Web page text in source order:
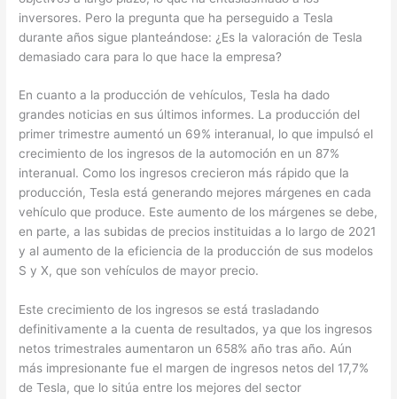
inversores. Pero la pregunta que ha perseguido a Tesla
durante años sigue planteándose: ¿Es la valoración de Tesla
demasiado cara para lo que hace la empresa?
En cuanto a la producción de vehículos, Tesla ha dado
grandes noticias en sus últimos informes. La producción del
primer trimestre aumentó un 69% interanual, lo que impulsó el
crecimiento de los ingresos de la automoción en un 87%
interanual. Como los ingresos crecieron más rápido que la
producción, Tesla está generando mejores márgenes en cada
vehículo que produce. Este aumento de los márgenes se debe,
en parte, a las subidas de precios instituidas a lo largo de 2021
y al aumento de la eficiencia de la producción de sus modelos
S y X, que son vehículos de mayor precio.
Este crecimiento de los ingresos se está trasladando
definitivamente a la cuenta de resultados, ya que los ingresos
netos trimestrales aumentaron un 658% año tras año. Aún
más impresionante fue el margen de ingresos netos del 17,7%
de Tesla, que lo sitúa entre los mejores del sector